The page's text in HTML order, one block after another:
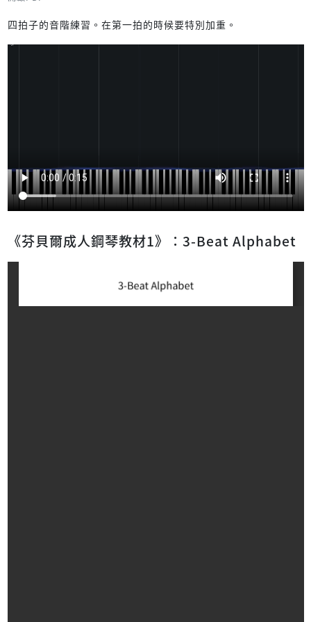
四拍子的音階練習。在第一拍的時候要特別加重。
《芬貝爾成人鋼琴教材1》：3-Beat Alphabet